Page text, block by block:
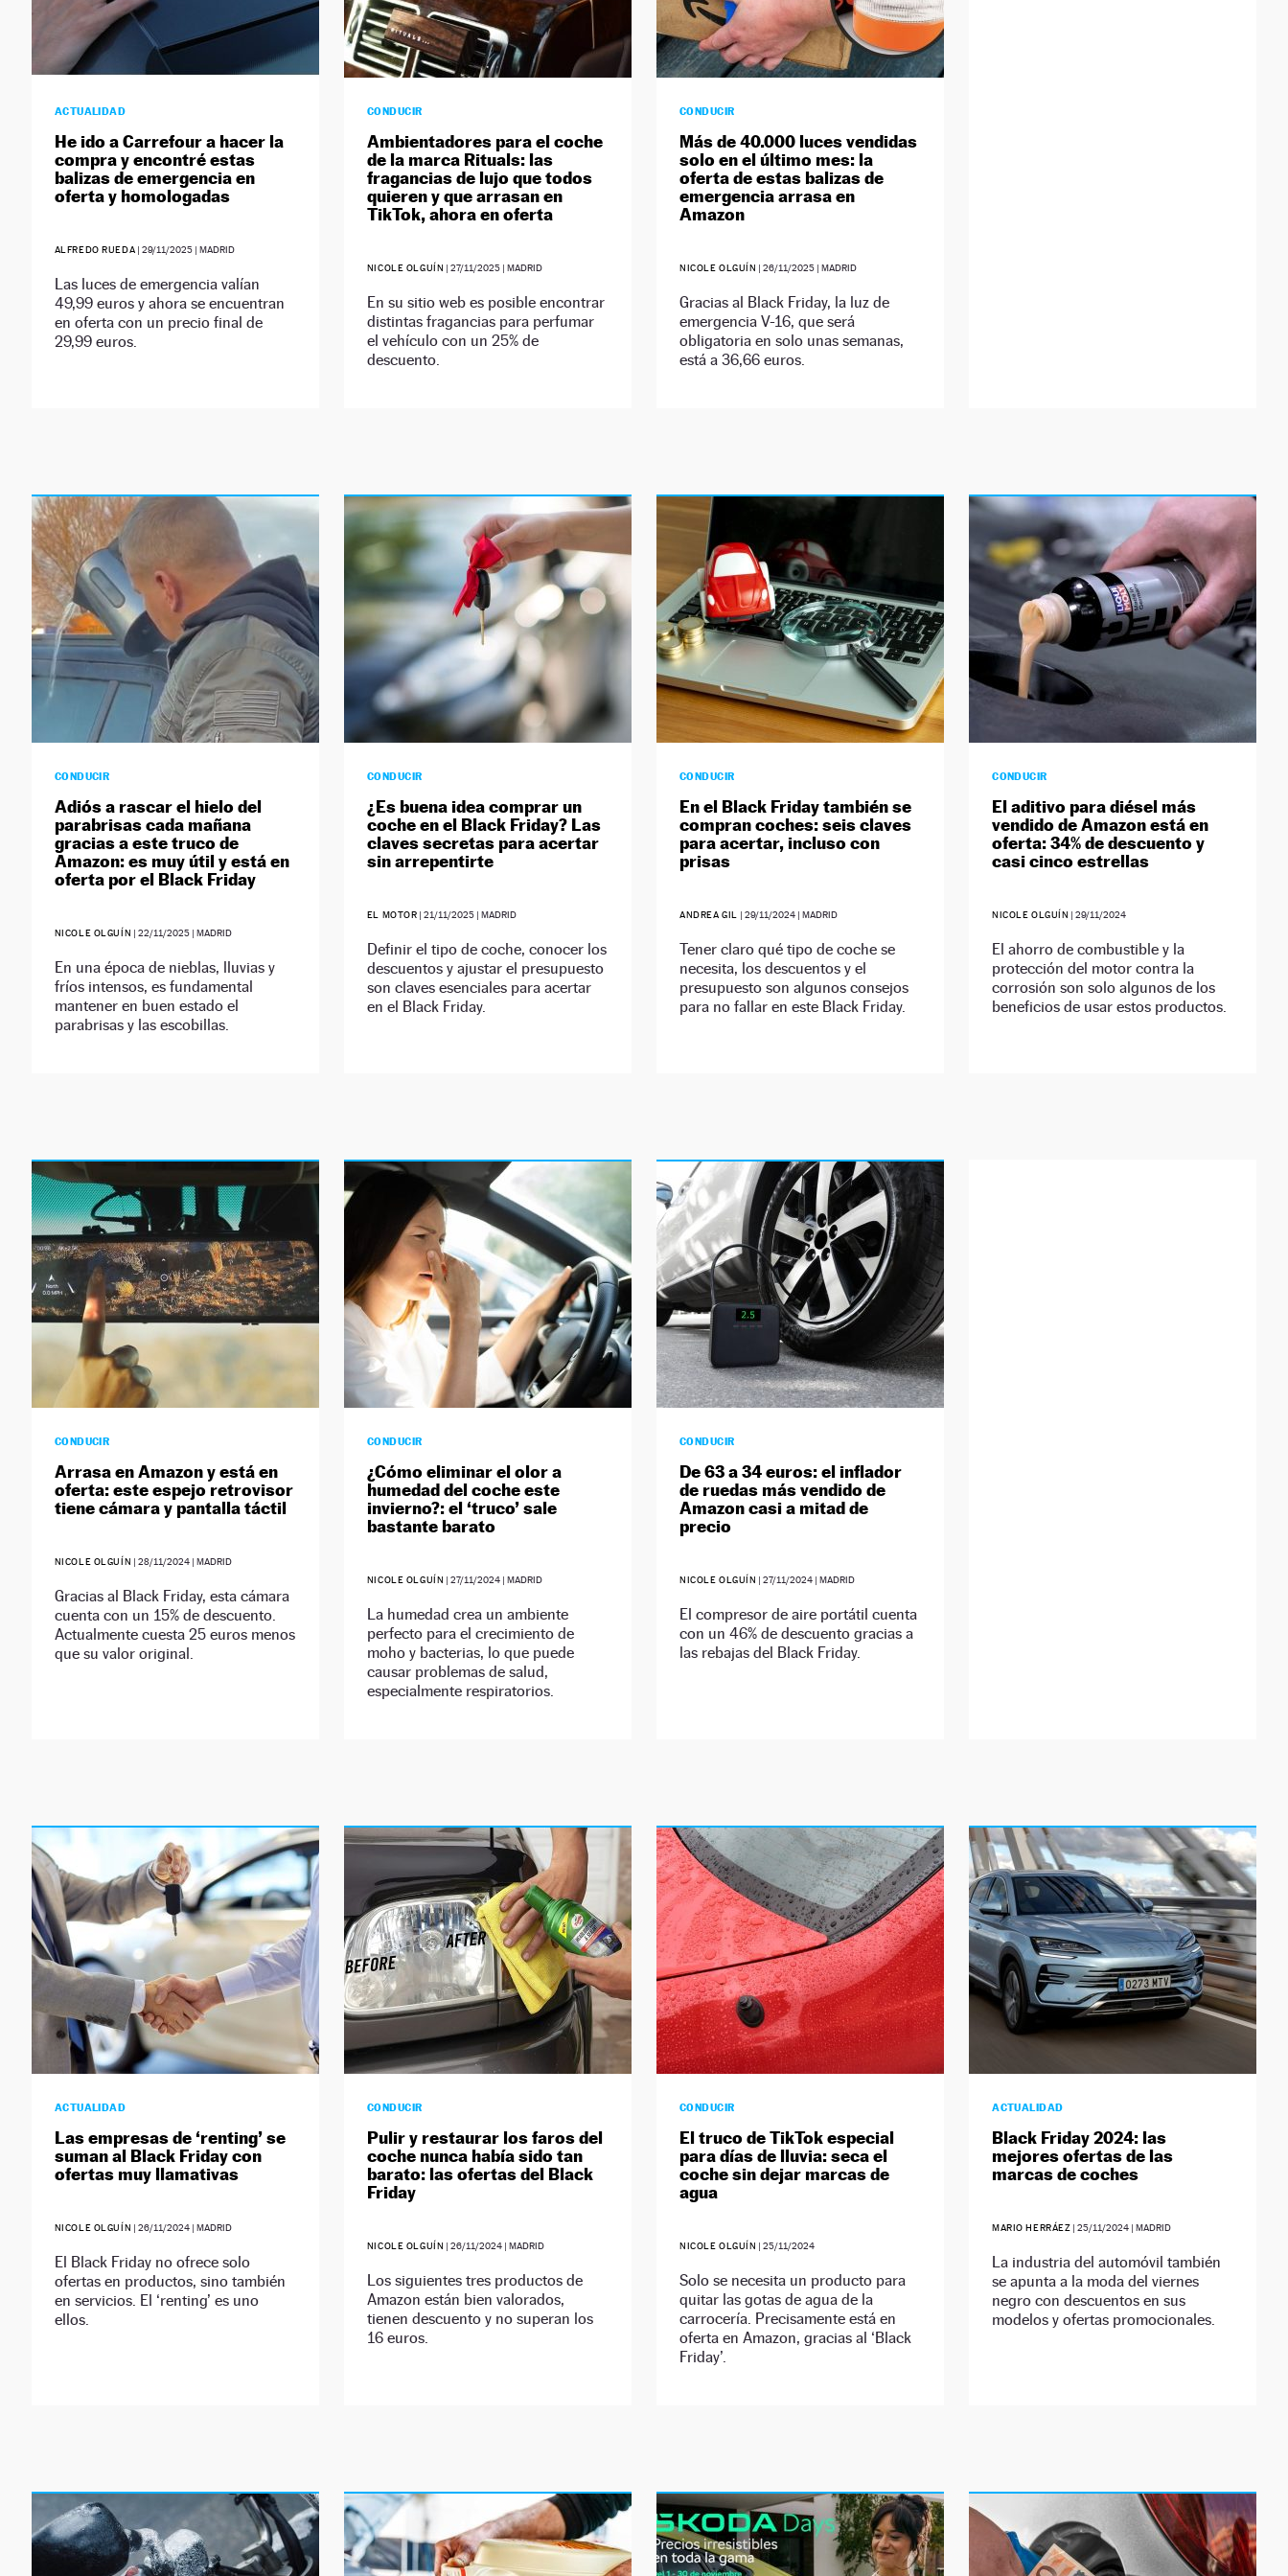
ACTUALIDAD
He ido a Carrefour a hacer la
compra y encontré estas
balizas de emergencia en
oferta y homologadas
ALFREDO RUEDA |29/11/2025 | MADRID
Las luces de emergencia valían
49,99 euros y ahora se encuentran
en oferta con un precio final de
29,99 euros.
CONDUCIR
Ambientadores para el coche
de la marca Rituals: las
fragancias de lujo que todos
quieren y que arrasan en
TikTok, ahora en oferta
NICOLE OLGUÍN |27/11/2025 | MADRID
En su sitio web es posible encontrar
distintas fragancias para perfumar
el vehículo con un 25% de
descuento.
CONDUCIR
Más de 40.000 luces vendidas
solo en el último mes: la
oferta de estas balizas de
emergencia arrasa en
Amazon
NICOLE OLGUÍN |26/11/2025 | MADRID
Gracias al Black Friday, la luz de
emergencia V-16, que será
obligatoria en solo unas semanas,
está a 36,66 euros.
CONDUCIR
Adiós a rascar el hielo del
parabrisas cada mañana
gracias a este truco de
Amazon: es muy útil y está en
oferta por el Black Friday
NICOLE OLGUÍN |22/11/2025 | MADRID
En una época de nieblas, lluvias y
fríos intensos, es fundamental
mantener en buen estado el
parabrisas y las escobillas.
CONDUCIR
¿Es buena idea comprar un
coche en el Black Friday? Las
claves secretas para acertar
sin arrepentirte
EL MOTOR |21/11/2025 | MADRID
Definir el tipo de coche, conocer los
descuentos y ajustar el presupuesto
son claves esenciales para acertar
en el Black Friday.
CONDUCIR
En el Black Friday también se
compran coches: seis claves
para acertar, incluso con
prisas
ANDREA GIL | 29/11/2024| MADRID
Tener claro qué tipo de coche se
necesita, los descuentos y el
presupuesto son algunos consejos
para no fallar en este Black Friday.
CONDUCIR
El aditivo para diésel más
vendido de Amazon está en
oferta: 34% de descuento y
casi cinco estrellas
NICOLE OLGUÍN |29/11/2024
El ahorro de combustible y la
protección del motor contra la
corrosión son solo algunos de los
beneficios de usar estos productos.
CONDUCIR
Arrasa en Amazon y está en
oferta: este espejo retrovisor
tiene cámara y pantalla táctil
NICOLE OLGUÍN |28/11/2024 | MADRID
Gracias al Black Friday, esta cámara
cuenta con un 15% de descuento.
Actualmente cuesta 25 euros menos
que su valor original.
CONDUCIR
¿Cómo eliminar el olor a
humedad del coche este
invierno?: el ‘truco’ sale
bastante barato
NICOLE OLGUÍN |27/11/2024 | MADRID
La humedad crea un ambiente
perfecto para el crecimiento de
moho y bacterias, lo que puede
causar problemas de salud,
especialmente respiratorios.
CONDUCIR
De 63 a 34 euros: el inflador
de ruedas más vendido de
Amazon casi a mitad de
precio
NICOLE OLGUÍN |27/11/2024 | MADRID
El compresor de aire portátil cuenta
con un 46% de descuento gracias a
las rebajas del Black Friday.
ACTUALIDAD
Las empresas de ‘renting’ se
suman al Black Friday con
ofertas muy llamativas
NICOLE OLGUÍN |26/11/2024 | MADRID
El Black Friday no ofrece solo
ofertas en productos, sino también
en servicios. El ‘renting’ es uno
ellos.
CONDUCIR
Pulir y restaurar los faros del
coche nunca había sido tan
barato: las ofertas del Black
Friday
NICOLE OLGUÍN |26/11/2024 | MADRID
Los siguientes tres productos de
Amazon están bien valorados,
tienen descuento y no superan los
16 euros.
CONDUCIR
El truco de TikTok especial
para días de lluvia: seca el
coche sin dejar marcas de
agua
NICOLE OLGUÍN |25/11/2024
Solo se necesita un producto para
quitar las gotas de agua de la
carrocería. Precisamente está en
oferta en Amazon, gracias al ‘Black
Friday’.
ACTUALIDAD
Black Friday 2024: las
mejores ofertas de las
marcas de coches
MARIO HERRÁEZ |25/11/2024 | MADRID
La industria del automóvil también
se apunta a la moda del viernes
negro con descuentos en sus
modelos y ofertas promocionales.